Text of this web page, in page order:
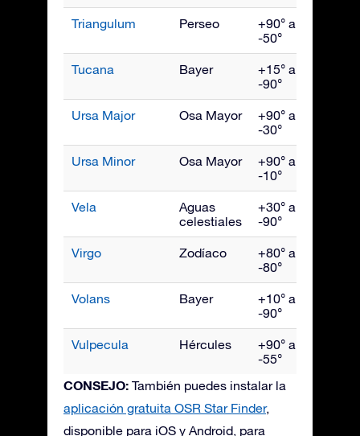
Triangulum Perseo
+90° a
-50°
Tucana Bayer
+15° a
-90°
Ursa Major Osa Mayor
+90° a
-30°
Ursa Minor Osa Mayor
+90° a
-10°
Vela
Aguas
celestiales
+30° a
-90°
Virgo Zodíaco
+80° a
-80°
Volans Bayer
+10° a
-90°
Vulpecula Hércules
+90° a
-55°
CONSEJO: También puedes instalar la
aplicación gratuita OSR Star Finder,
disponible para iOS y Android, para